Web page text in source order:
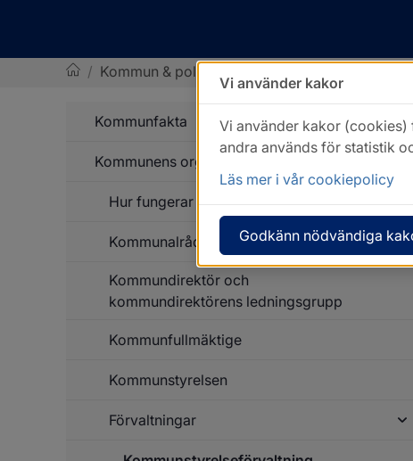
/ Kommun & politik
Kommunfakta
för
Kommunens organisation
för
Hur fungerar en kommun?
Kommunalråd och oppositionsråd
Kommundirektör och
kommundirektörens ledningsgrupp
Kommunfullmäktige
Kommunstyrelsen
Förvaltningar
Vi använder kakor
Vi använder kakor (cookies)
andra används för statistik
Läs mer i vår cookiepolicy
Godkänn nödvändiga